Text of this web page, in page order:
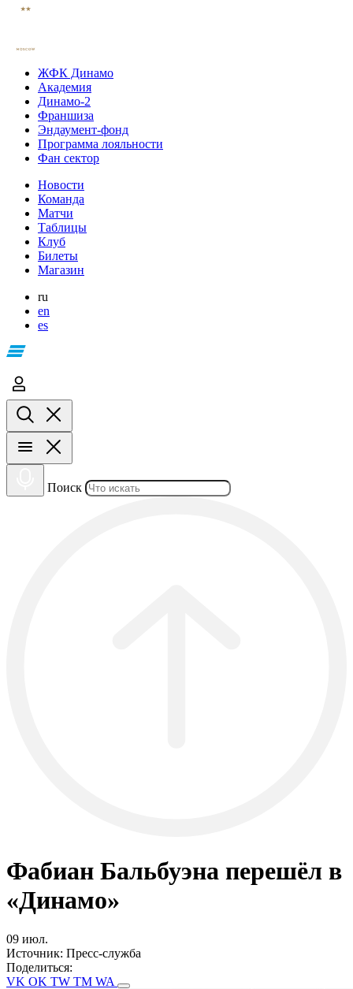
ЖФК Динамо
Академия
Динамо-2
Франшиза
Эндаумент-фонд
Программа лояльности
Фан сектор
Новости
Команда
Матчи
Таблицы
Клуб
Билеты
Магазин
ru
en
es
Поиск
Фабиан Бальбуэна перешёл в
«Динамо»
09 июл.
Источник: Пресс-служба
Поделиться:
VK OK TW TM WA